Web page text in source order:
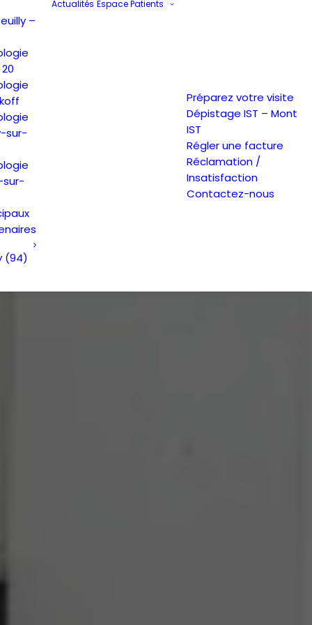
–
sur-
sur-
(94)
Actualités Espace Patients
Préparez votre visite
Dépistage IST – Mont
IST
Régler une facture
Réclamation /
Insatisfaction
Contactez-nous